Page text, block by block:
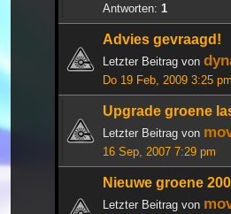
Antworten: 1
Advies gevraagd!
Letzter Beitrag von
Do 19 Feb, 2009 3:25 pm
Upgrade groene
Letzter Beitrag von
16 Sep, 2007 7:29 pm
Nieuwe groene
Letzter Beitrag von